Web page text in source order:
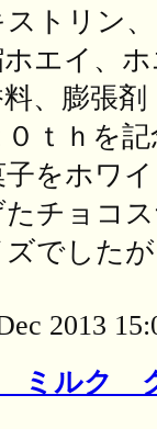
ストリン
エイ、
、膨張剤
０ｔｈを
子をホワ
たチョコ
ズでした
2013
ミルク